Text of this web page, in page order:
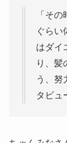
「そ
ぐらい
はダイ
り、髪
う、努
タビュ